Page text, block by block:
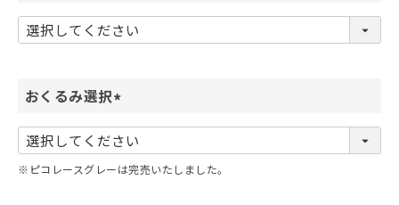
(
おくるみ選択
(
必
須
※ピコレースグレーは完売いたしました。